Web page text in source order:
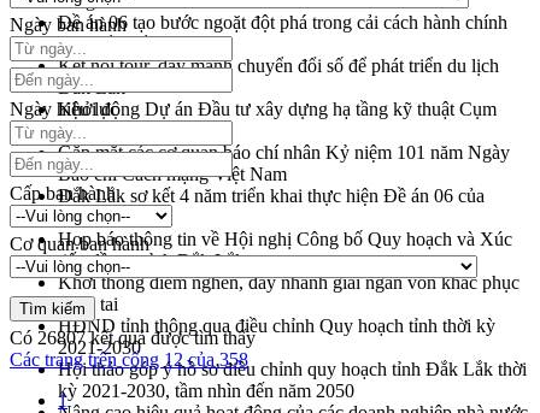
Đề án 06 tạo bước ngoặt đột phá trong cải cách hành chính
tỉnh Đắk Lắk
Kết nối tour, đẩy mạnh chuyển đổi số để phát triển du lịch
Đắk Lắk
Khởi động Dự án Đầu tư xây dựng hạ tầng kỹ thuật Cụm
công nghiệp Tân Tiến
Gặp mặt các cơ quan báo chí nhân Kỷ niệm 101 năm Ngày
Báo chí Cách mạng Việt Nam
Đắk Lắk sơ kết 4 năm triển khai thực hiện Đề án 06 của
Chính phủ
Họp báo thông tin về Hội nghị Công bố Quy hoạch và Xúc
tiến đầu tư tỉnh Đắk Lắk
Khơi thông điểm nghẽn, đẩy nhanh giải ngân vốn khắc phục
thiên tai
HĐND tỉnh thông qua điều chỉnh Quy hoạch tỉnh thời kỳ
2021-2030
Hội thảo góp ý hồ sơ điều chỉnh quy hoạch tỉnh Đắk Lắk thời
kỳ 2021-2030, tầm nhìn đến năm 2050
Ngày ban hành
Ngày hiệu lực
Cấp ban hành
Cơ quan ban hành
Có 26807kết quả được tìm thấy
Các trang trên cổng 12 của 358
1